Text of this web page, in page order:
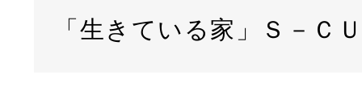
「生きている家」Ｓ－Ｃ